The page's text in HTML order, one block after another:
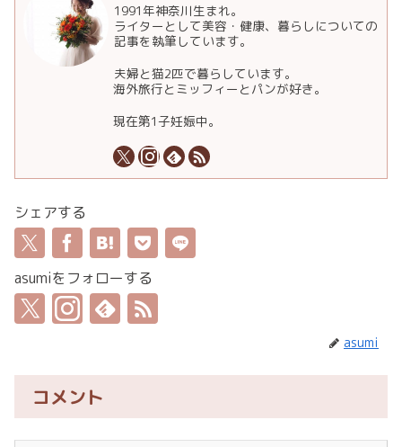
1991年神奈川生まれ。
ライターとして美容・健康、暮らしについての
記事を執筆しています。
夫婦と猫2匹で暮らしています。
海外旅行とミッフィーとパンが好き。
現在第1子妊娠中。
シェアする
asumiをフォローする
asumi
コメント